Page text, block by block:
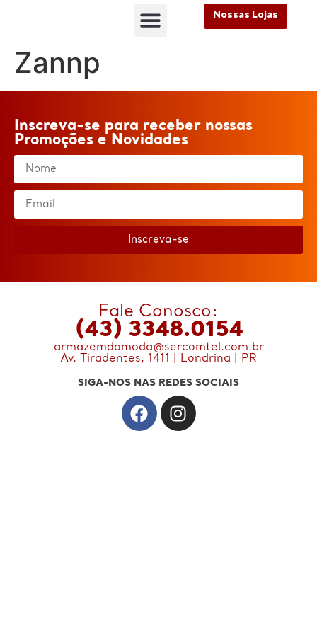
Nossas Lojas
Nossas Lojas
Zannp
Inscreva-se para receber nossas
Promoções e Novidades
Inscreva-se
Fale Conosco:
(43) 3348.0154
armazemdamoda@sercomtel.com.br
Av. Tiradentes, 1411 | Londrina | PR
SIGA-NOS NAS REDES SOCIAIS